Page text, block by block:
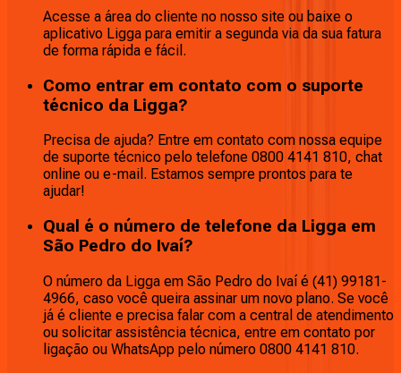
Acesse a área do cliente no nosso site ou baixe o
aplicativo Ligga para emitir a segunda via da sua fatura
de forma rápida e fácil.
Como entrar em contato com o suporte
técnico da Ligga?
Precisa de ajuda? Entre em contato com nossa equipe
de suporte técnico pelo telefone 0800 4141 810, chat
online ou e-mail. Estamos sempre prontos para te
ajudar!
Qual é o número de telefone da Ligga em
São Pedro do Ivaí?
O número da Ligga em São Pedro do Ivaí é (41) 99181-
4966, caso você queira assinar um novo plano. Se você
já é cliente e precisa falar com a central de atendimento
ou solicitar assistência técnica, entre em contato por
ligação ou WhatsApp pelo número 0800 4141 810.